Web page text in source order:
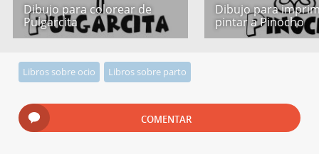
Dibujo para colorear de
Pulgarcita
Dibujo para
pintar a Pinocho
Libros sobre ocio Libros sobre parto
COMENTAR